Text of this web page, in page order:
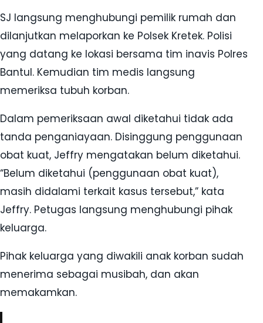
SJ langsung menghubungi pemilik rumah dan
dilanjutkan melaporkan ke Polsek Kretek. Polisi
yang datang ke lokasi bersama tim inavis Polres
Bantul. Kemudian tim medis langsung
memeriksa tubuh korban.
Dalam pemeriksaan awal diketahui tidak ada
tanda penganiayaan. Disinggung penggunaan
obat kuat, Jeffry mengatakan belum diketahui.
“Belum diketahui (penggunaan obat kuat),
masih didalami terkait kasus tersebut,” kata
Jeffry. Petugas langsung menghubungi pihak
keluarga.
Pihak keluarga yang diwakili anak korban sudah
menerima sebagai musibah, dan akan
memakamkan.